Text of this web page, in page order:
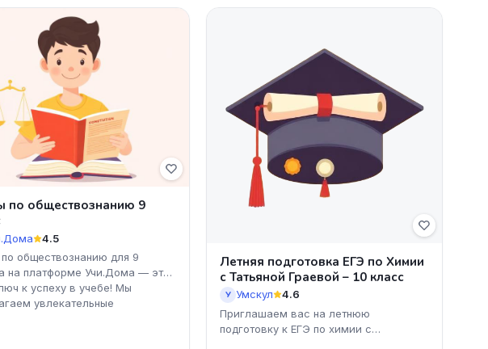
по обществознанию 9
4.5
обществознанию для 9
на платформе Учи.Дома — это
к успеху в учебе! Мы
увлекательные
Летняя подготовка ЕГЭ по Химии
с Татьяной Граевой – 10 класс
У Умскул
4.6
Приглашаем вас на летнюю
подготовку к ЕГЭ по химии с